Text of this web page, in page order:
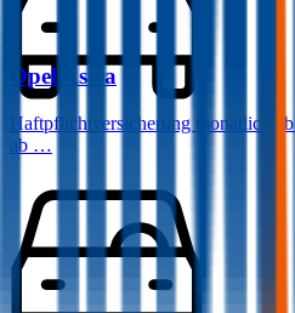
Opel Astra
Haftpflichtversicherung monatlich ab
ab …